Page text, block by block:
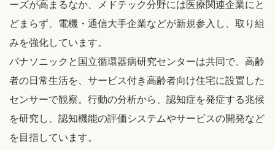
ーズが高まるなか、メドテック分野には医療関連企業にと
どまらず、電機・通信大手企業などが新規参入し、取り組
みを強化しています。
パナソニックと国立循環器病研究センターは共同で、高齢
者の日常生活を、サービス付き高齢者向け住宅に設置した
センサーで観察。行動の分析から、認知症を発症する兆候
を研究し、認知機能の評価システムやサービスの開発など
を目指しています。